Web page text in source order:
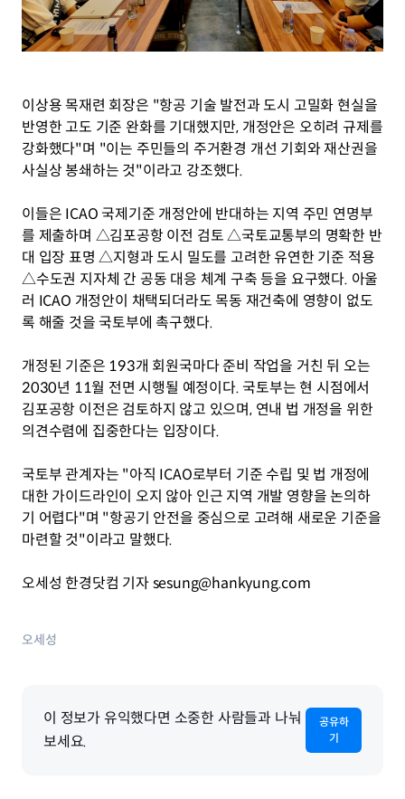
이상용 목재련 회장은 "항공 기술 발전과 도시 고밀화 현실을
반영한 고도 기준 완화를 기대했지만, 개정안은 오히려 규제를
강화했다"며 "이는 주민들의 주거환경 개선 기회와 재산권을
사실상 봉쇄하는 것"이라고 강조했다.
이들은 ICAO 국제기준 개정안에 반대하는 지역 주민 연명부
를 제출하며 △김포공항 이전 검토 △국토교통부의 명확한 반
대 입장 표명 △지형과 도시 밀도를 고려한 유연한 기준 적용
△수도권 지자체 간 공동 대응 체계 구축 등을 요구했다. 아울
러 ICAO 개정안이 채택되더라도 목동 재건축에 영향이 없도
록 해줄 것을 국토부에 촉구했다.
개정된 기준은 193개 회원국마다 준비 작업을 거친 뒤 오는
2030년 11월 전면 시행될 예정이다. 국토부는 현 시점에서
김포공항 이전은 검토하지 않고 있으며, 연내 법 개정을 위한
의견수렴에 집중한다는 입장이다.
국토부 관계자는 "아직 ICAO로부터 기준 수립 및 법 개정에
대한 가이드라인이 오지 않아 인근 지역 개발 영향을 논의하
기 어렵다"며 "항공기 안전을 중심으로 고려해 새로운 기준을
마련할 것"이라고 말했다.
오세성 한경닷컴 기자 sesung@hankyung.com
오세성
이 정보가 유익했다면 소중한 사람들과 나눠
보세요.
공유하
기